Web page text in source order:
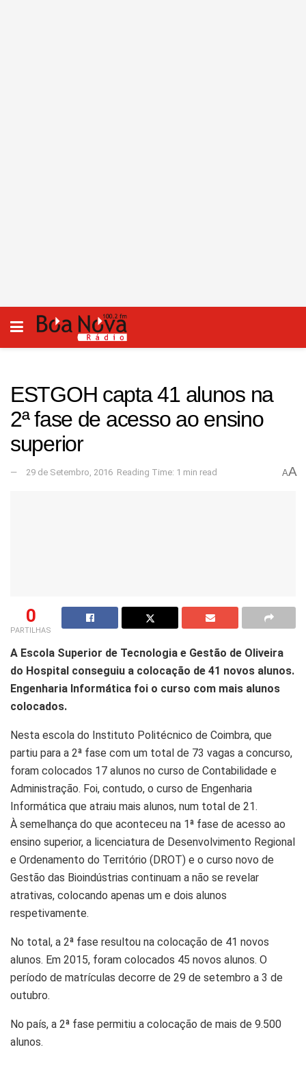
ESTGOH capta 41 alunos na
2ª fase de acesso ao ensino
superior
29 de Setembro, 2016 Reading Time: 1 min read AA
0
PARTILHAS
A Escola Superior de Tecnologia e Gestão de Oliveira
do Hospital conseguiu a colocação de 41 novos alunos.
Engenharia Informática foi o curso com mais alunos
colocados.
Nesta escola do Instituto Politécnico de Coimbra, que
partiu para a 2ª fase com um total de 73 vagas a concurso,
foram colocados 17 alunos no curso de Contabilidade e
Administração. Foi, contudo, o curso de Engenharia
Informática que atraiu mais alunos, num total de 21.
À semelhança do que aconteceu na 1ª fase de acesso ao
ensino superior, a licenciatura de Desenvolvimento Regional
e Ordenamento do Território (DROT) e o curso novo de
Gestão das Bioindústrias continuam a não se revelar
atrativas, colocando apenas um e dois alunos
respetivamente.
No total, a 2ª fase resultou na colocação de 41 novos
alunos. Em 2015, foram colocados 45 novos alunos. O
período de matrículas decorre de 29 de setembro a 3 de
outubro.
No país, a 2ª fase permitiu a colocação de mais de 9.500
alunos.